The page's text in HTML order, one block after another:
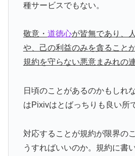
種サービスでもない。
敬意・ 道徳心が皆無であり、
や、己の利益のみを貪ること
規約を守らない悪意まみれの
日頃のことがあるのかもしれ
はPixivはとばっちりも良い所
対応することが規約が限界の
うすればいいのか。規約に書